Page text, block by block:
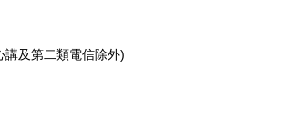
及第二類電信除外)